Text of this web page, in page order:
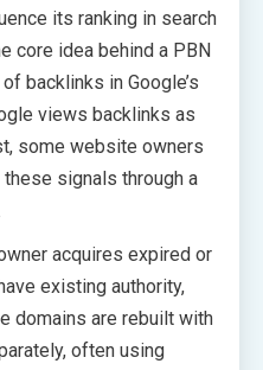
its ranking in search
core idea behind a PBN
backlinks in Google’s
views backlinks as
some website owners
signals through a
acquires expired or
existing authority,
domains are rebuilt with
often using